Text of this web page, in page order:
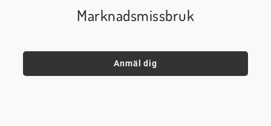
Marknadsmissbruk
Anmäl dig